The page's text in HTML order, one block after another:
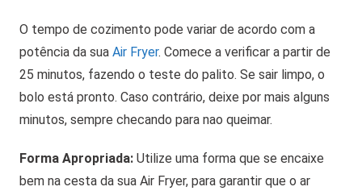
O tempo de cozimento pode variar de acordo com a
potência da sua Air Fryer. Comece a verificar a partir de
25 minutos, fazendo o teste do palito. Se sair limpo, o
bolo está pronto. Caso contrário, deixe por mais alguns
minutos, sempre checando para nao queimar.
Forma Apropriada: Utilize uma forma que se encaixe
bem na cesta da sua Air Fryer, para garantir que o ar